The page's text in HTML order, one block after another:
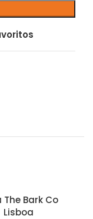
The Bark Co
Lisboa